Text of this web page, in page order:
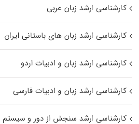
کارشناسی ارشد زبان عربی
کارشناسی ارشد زبان‌ های باستانی ایران
کارشناسی ارشد زبان و ادبیات اردو
کارشناسی ارشد زبان و ادبیات فارسی
کارشناسی ارشد سنجش از دور و سیستم